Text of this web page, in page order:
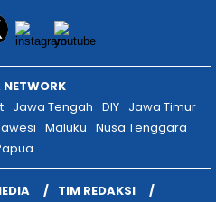
NETWORK
Jawa Tengah DIY
Jawa Timur
Maluku Nusa Tenggara
TIM REDAKSI